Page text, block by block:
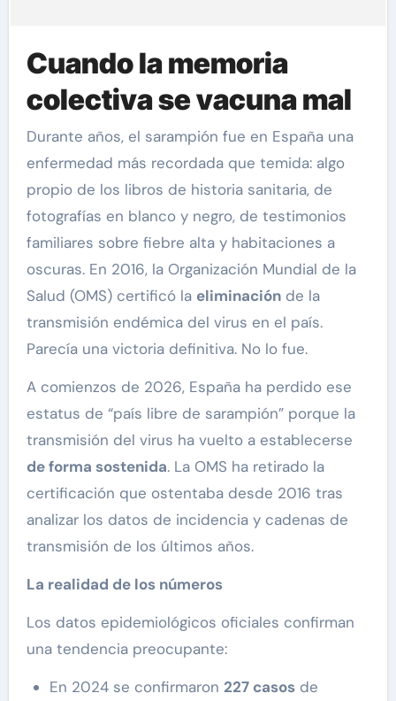
Cuando la memoria
colectiva se vacuna mal
Durante años, el sarampión fue en España una
enfermedad más recordada que temida: algo
propio de los libros de historia sanitaria, de
fotografías en blanco y negro, de testimonios
familiares sobre fiebre alta y habitaciones a
oscuras. En 2016, la Organización Mundial de la
Salud (OMS) certificó la eliminaciónde la
transmisión endémica del virus en el país.
Parecía una victoria definitiva. No lo fue.
A comienzos de 2026, España ha perdido ese
estatus de “país libre de sarampión” porque la
transmisión del virus ha vuelto a establecerse
de forma sostenida. La OMS ha retirado la
certificación que ostentaba desde 2016 tras
analizar los datos de incidencia y cadenas de
transmisión de los últimos años.
La realidad de los números
Los datos epidemiológicos oficiales confirman
una tendencia preocupante:
En 2024 se confirmaron 227 casosde